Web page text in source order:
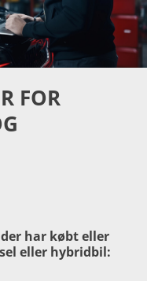
FOR
har købt eller
eller hybridbil: